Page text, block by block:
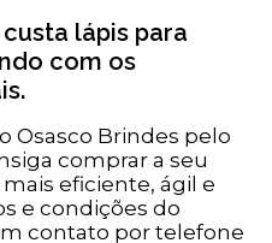
lápis para
com os
Osasco Brindes pelo
comprar a seu
eficiente, ágil e
e condições do
contato por telefone